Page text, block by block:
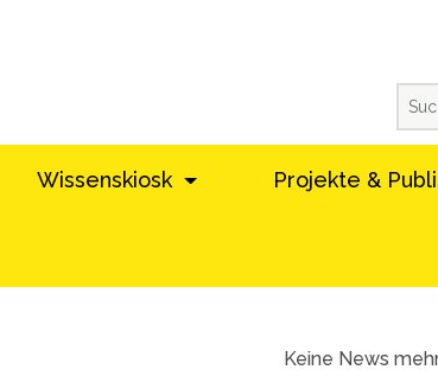
Wissenskiosk Projekte &
Keine News